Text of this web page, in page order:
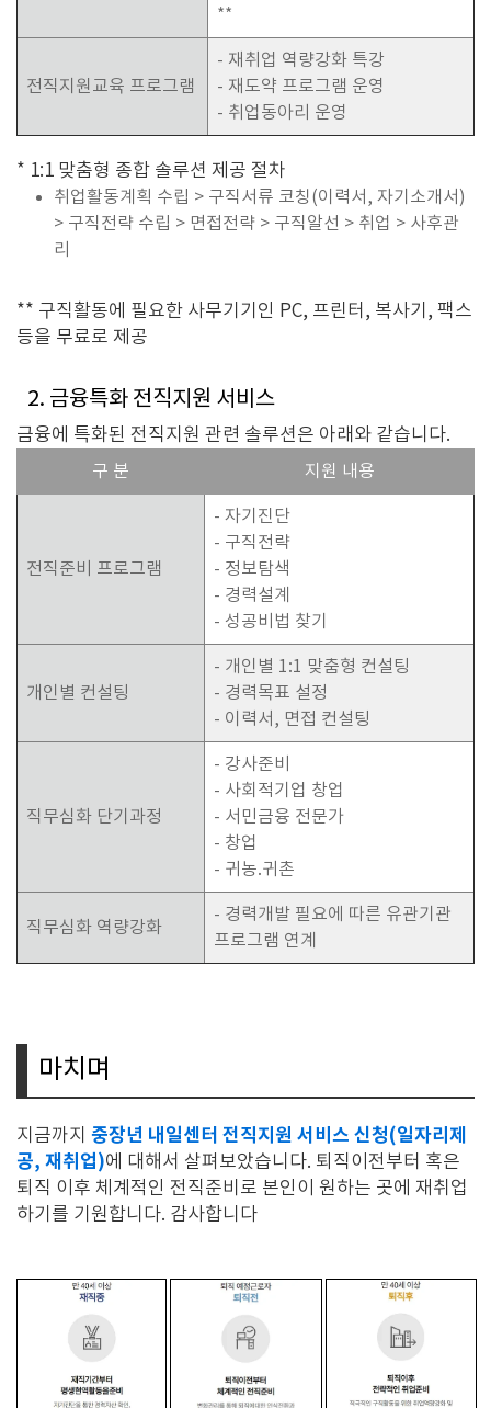
**
전직지원교육 프로그램
- 재취업 역량강화 특강
- 재도약 프로그램 운영
- 취업동아리 운영
* 1:1 맞춤형 종합 솔루션 제공 절차
취업활동계획 수립 > 구직서류 코칭(이력서, 자기소개서)
> 구직전략 수립 > 면접전략 > 구직알선 > 취업 > 사후관
리
** 구직활동에 필요한 사무기기인 PC, 프린터, 복사기, 팩스
등을 무료로 제공
2. 금융특화 전직지원 서비스
금융에 특화된 전직지원 관련 솔루션은 아래와 같습니다.
구 분 지원 내용
전직준비 프로그램
- 자기진단
- 구직전략
- 정보탐색
- 경력설계
- 성공비법 찾기
개인별 컨설팅
- 개인별 1:1 맞춤형 컨설팅
- 경력목표 설정
- 이력서, 면접 컨설팅
직무심화 단기과정
- 강사준비
- 사회적기업 창업
- 서민금융 전문가
- 창업
- 귀농.귀촌
직무심화 역량강화
- 경력개발 필요에 따른 유관기관
프로그램 연계
마치며
지금까지 중장년 내일센터 전직지원 서비스 신청(일자리제
공, 재취업)에 대해서 살펴보았습니다. 퇴직이전부터 혹은
퇴직 이후 체계적인 전직준비로 본인이 원하는 곳에 재취업
하기를 기원합니다. 감사합니다